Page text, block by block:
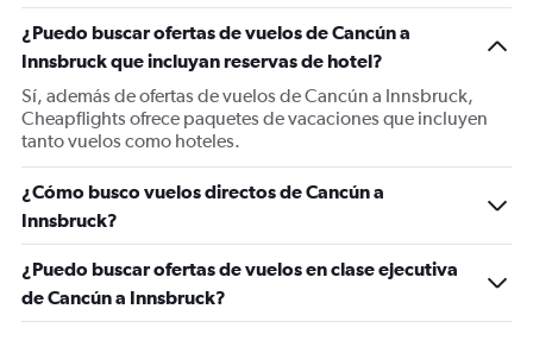
¿Puedo buscar ofertas de vuelos de Cancún a
Innsbruck que incluyan reservas de hotel?
Sí, además de ofertas de vuelos de Cancún a Innsbruck,
Cheapflights ofrece paquetes de vacaciones que incluyen
tanto vuelos como hoteles.
¿Cómo busco vuelos directos de Cancún a
Innsbruck?
¿Puedo buscar ofertas de vuelos en clase ejecutiva
de Cancún a Innsbruck?